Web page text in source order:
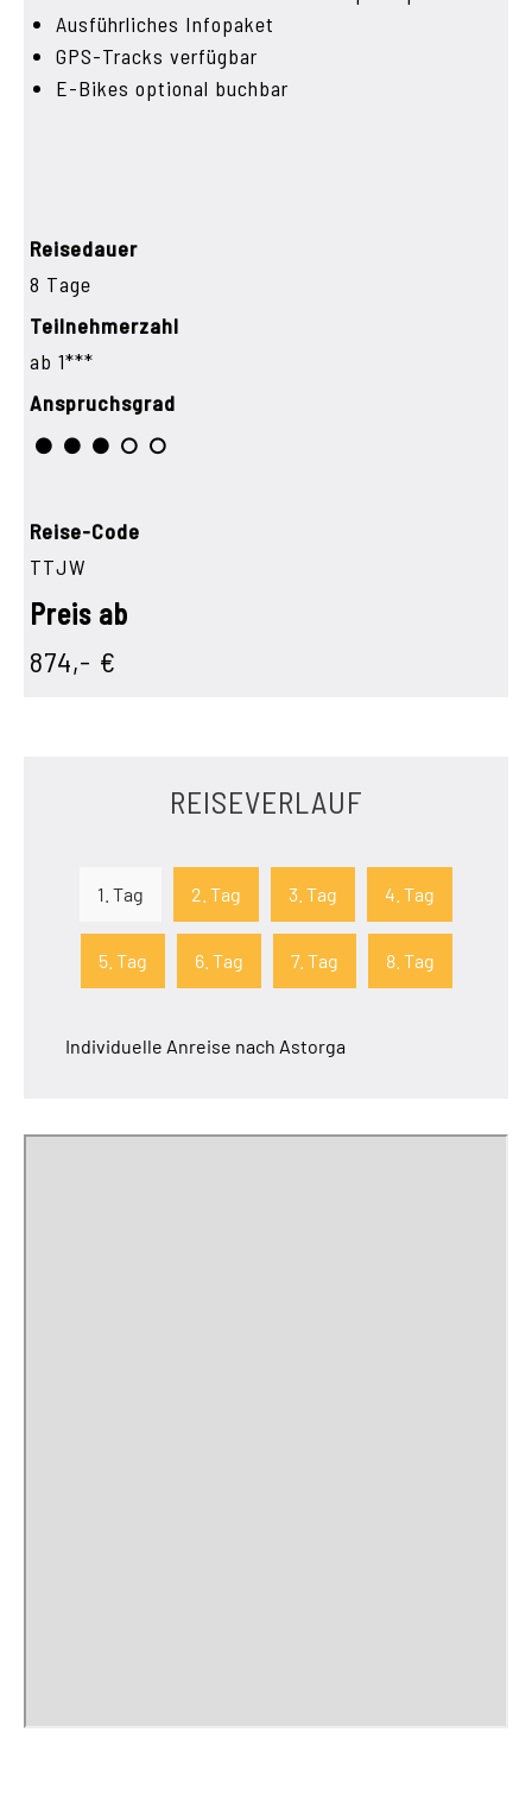
Ausführliches Infopaket
GPS-Tracks verfügbar
E-Bikes optional buchbar
Reisedauer
8 Tage
Teilnehmerzahl
ab 1***
Anspruchsgrad
Reise-Code
TTJW
Preis ab
874,- €
REISEVERLAUF
1. Tag 2. Tag 3. Tag 4. Tag
5. Tag 6. Tag 7. Tag 8. Tag
Individuelle Anreise nach Astorga